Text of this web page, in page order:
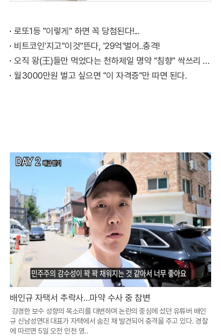
로또1등 "이렇게" 하면 꼭 당첨된다!...
비트코인'지고"이것"뜬다, '29억'벌어..충격!
오직 왕(王)들만 먹었다는 천하제일 명약 "침향" 싹쓰리 완판!! 왜 난리났나 봤더니..경악!
월3000만원 벌고 싶으면 "이 자격증"만 따면 된다.
배인규 자택서 추락사…마약 수사 중 참변
강경한 보수 성향의 목소리를 대변하며 논란의 중심에 섰던 유튜버 배인
규 신남성연대 대표가 자택에서 숨진 채 발견되어 충격을 주고 있다. 경찰
에 따르면 5일 오전 인천 영..